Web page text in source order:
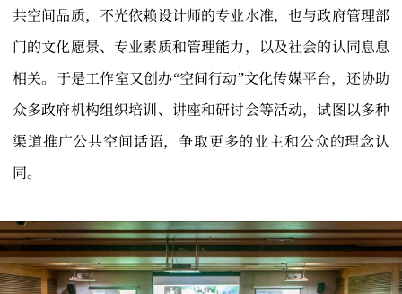
共空间品质，不光依赖设计师的专业水准，也与政府管理部
门的文化愿景、专业素质和管理能力，以及社会的认同息息
相关。于是工作室又创办“空间行动”文化传媒平台，还协助
众多政府机构组织培训、讲座和研讨会等活动，试图以多种
渠道推广公共空间话语，争取更多的业主和公众的理念认
同。